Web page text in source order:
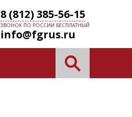
8 (812) 385-56-15
ЗВОНОК ПО РОССИИ БЕСПЛАТНЫЙ
info@fgrus.ru